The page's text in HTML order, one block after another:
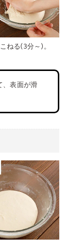
ねる(3分～)。
、表面が滑